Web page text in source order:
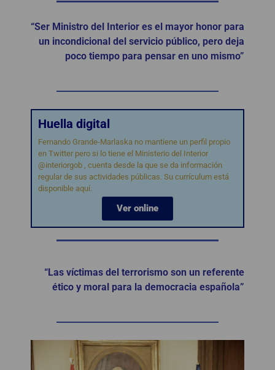
“Ser Ministro del Interior es el mayor honor para
un incondicional del servicio público, pero deja
poco tiempo para pensar en uno mismo”
Huella digital
Fernando Grande-Marlaska no mantiene un perfil propio
en Twitter pero si lo tiene el Ministerio del Interior
@interiorgob , cuenta desde la que se da información
regular de sus actividades públicas. Su currículum está
disponible aquí.
Ver online
“Las víctimas del terrorismo son un referente
ético y moral para la democracia española”